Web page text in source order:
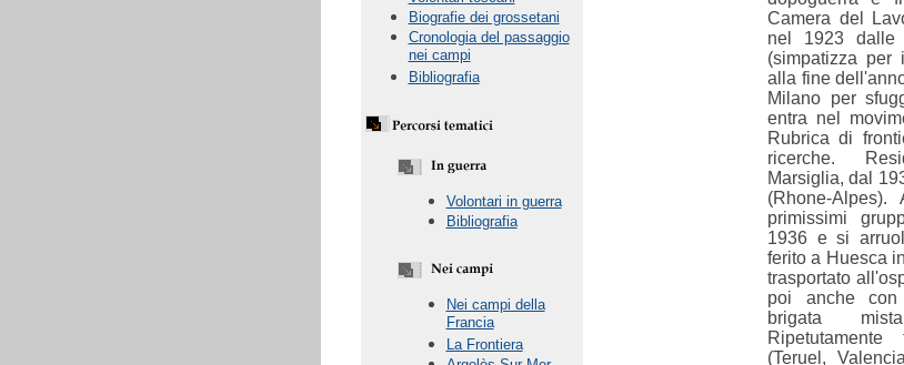
Biografie dei grossetani
Cronologia del passaggio
nei campi
Bibliografia
Volontari in guerra
Bibliografia
Nei campi della
Francia
La Frontiera
Camera del
nel 1923 dalle
(simpatizza per
alla fine
Milano per
entra nel
Rubrica di
ricerche.
Marsiglia, dal
(Rhone-
primissimi
1936 e si
ferito a Huesca
trasportato
poi anche
brigata
(Teruel,